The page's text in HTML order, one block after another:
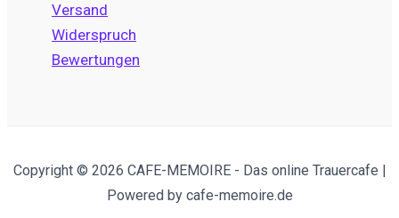
Versand
Widerspruch
Bewertungen
Copyright © 2026 CAFE-MEMOIRE - Das online Trauercafe |
Powered by cafe-memoire.de